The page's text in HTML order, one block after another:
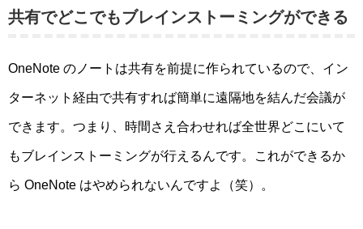
共有でどこでもブレインストーミングができる
OneNote のノートは共有を前提に作られているので、イン
ターネット経由で共有すれば簡単に遠隔地を結んだ会議が
できます。つまり、時間さえ合わせれば全世界どこにいて
もブレインストーミングが行えるんです。これができるか
ら OneNote はやめられないんですよ（笑）。